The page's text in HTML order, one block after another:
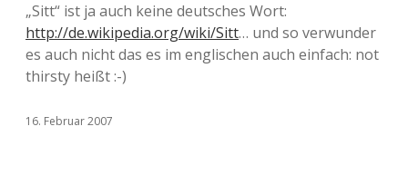
„Sitt“ ist ja auch keine deutsches Wort:
http://de.wikipedia.org/wiki/Sitt… und so verwunder
es auch nicht das es im englischen auch einfach: not
thirsty heißt :-)
16. Februar 2007